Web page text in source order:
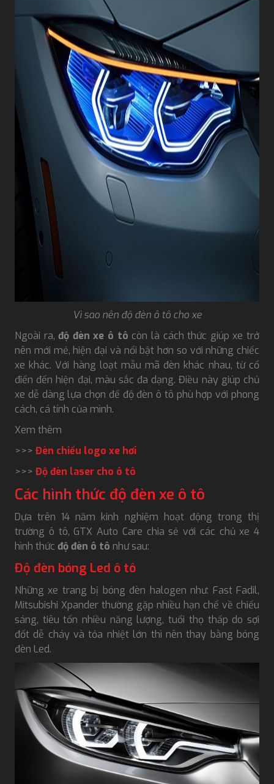
Vì sao nên độ đèn ô tô cho xe
Ngoài ra,độ đèn xe ô tô còn là cách thức giúp xe trở
nên mới mẻ, hiện đại và nổi bật hơn so với những chiếc
xe khác. Với hàng loạt mẫu mã đèn khác nhau, từ cổ
điển đến hiện đại, màu sắc đa dạng. Điều này giúp chủ
xe dễ dàng lựa chọn để độ đèn ô tô phù hợp với phong
cách, cá tính của mình.
Xem thêm
>>> Đèn chiếu logo xe hơi
>>> Độ đèn laser cho ô tô
Các hình thức độ đèn xe ô tô
Dựa trên 14 năm kinh nghiệm hoạt động trong thị
trường ô tô, GTX Auto Care chia sẻ với các chủ xe 4
hình thức độ đèn ô tô như sau:
Độ đèn bóng Led ô tô
Những xe trang bị bóng đèn halogen như: Fast Fadil,
Mitsubishi Xpander thường gặp nhiều hạn chế về chiếu
sáng, tiêu tốn nhiều năng lượng, tuổi thọ thấp do sợi
đốt dễ cháy và tỏa nhiệt lớn thì nên thay bằng bóng
đèn Led.